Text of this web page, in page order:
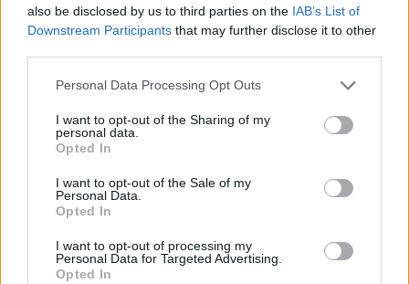
also be disclosed by us to third parties on the IAB’s List of
Downstream Participants that may further disclose it to other
Personal Data Processing Opt Outs
I want to opt-out of the Sharing of my
personal data.
Opted In
I want to opt-out of the Sale of my
Personal Data.
Opted In
I want to opt-out of processing my
Personal Data for Targeted Advertising.
Opted In
Esim for Global
for Turkey|Esim for Germany|Esim for Greece |
for Asia|Esim for World Cup 2026